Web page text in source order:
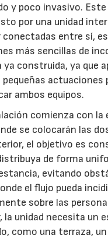
y poco invasivo.
por una unidad
entre sí,
más sencillas de
ya construida, ya que
pequeñas actuaciones
ambos equipos.
comienza con la
se colocarán las
el objetivo es
de forma
evitando
el flujo pueda
sobre las
la unidad necesita un
como una terraza,